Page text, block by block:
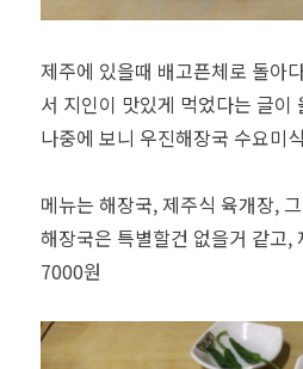
제주에 있을때 배고픈체로 돌아
서 지인이 맛있게 먹었다는 글이
나중에 보니 우진해장국 수요미
메뉴는 해장국, 제주식 육개장,
해장국은 특별할건 없을거 같고,
7000원